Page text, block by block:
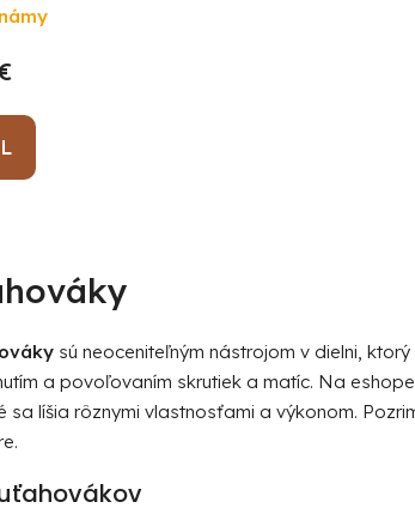
d
a
c
sú neoceniteľným nástrojom v dielni,
a povoľovaním skrutiek a matíc. Na eshope
sa líšia rôznymi vlastnosťami a výkonom.